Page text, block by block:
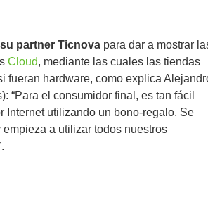
partner Ticnovapara dar a mostrar
Cloud, mediante las cuales las tiendas
fueran hardware, como explica
“Para el consumidor final, es tan fácil
Internet utilizando un bono-regalo. Se
a utilizar todos nuestros